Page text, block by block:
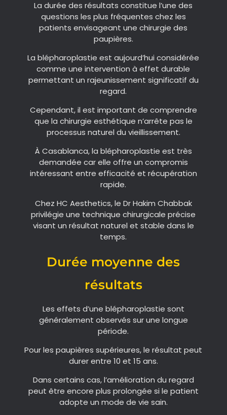
La durée des résultats constitue l’une des
questions les plus fréquentes chez les
patients envisageant une chirurgie des
paupières.
La blépharoplastie est aujourd’hui considérée
comme une intervention à effet durable
permettant un rajeunissement significatif du
regard.
Cependant, il est important de comprendre
que la chirurgie esthétique n’arrête pas le
processus naturel du vieillissement.
À Casablanca, la blépharoplastie est très
demandée car elle offre un compromis
intéressant entre efficacité et récupération
rapide.
Chez HC Aesthetics, le Dr Hakim Chabbak
privilégie une technique chirurgicale précise
visant un résultat naturel et stable dans le
temps.
Durée moyenne des
résultats
Les effets d’une blépharoplastie sont
généralement observés sur une longue
période.
Pour les paupières supérieures, le résultat peut
durer entre 10 et 15 ans.
Dans certains cas, l’amélioration du regard
peut être encore plus prolongée si le patient
adopte un mode de vie sain.